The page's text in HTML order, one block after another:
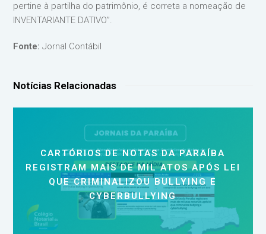
pertine à partilha do patrimônio, é correta a nomeação de
INVENTARIANTE DATIVO”.
Fonte:Jornal Contábil
Notícias Relacionadas
CARTÓRIOS DE NOTAS DA PARAÍBA
REGISTRAM MAIS DE MIL ATOS APÓS LEI
QUE CRIMINALIZOU BULLYING E
CYBERBULLYING